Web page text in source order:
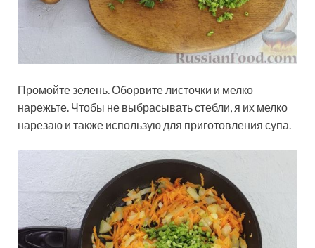
Промойте зелень. Оборвите листочки и мелко
нарежьте. Чтобы не выбрасывать стебли, я их мелко
нарезаю и также использую для приготовления супа.